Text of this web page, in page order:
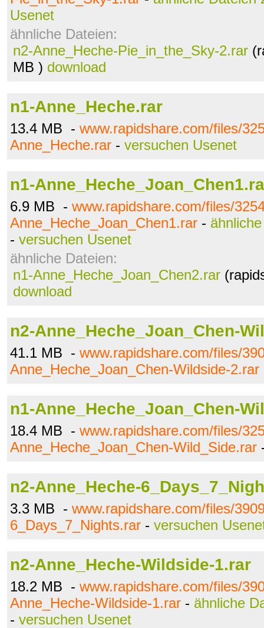
Usenet
ähnliche Dateien:
n2-Anne_Heche-Pie_in_the_Sky-2.rar
MB ) download
n1-Anne_Heche.rar
13.4 MB - www.rapidshare.com/files/
Anne_Heche.rar - versuchen Usenet
n1-
6.9 MB - www.rapidshare.com/files/
Anne_Heche_Joan_Chen1.rar -
- versuchen Usenet
ähnliche Dateien:
n1-Anne_Heche_Joan_Chen2.rar
download
n2-Anne_Heche_Joan_Chen-
41.1 MB - www.rapidshare.com/files/
Anne_Heche_Joan_Chen-Wildside-2.rar
n1-Anne_Heche_Joan_Chen-
18.4 MB - www.rapidshare.com/files/
Anne_Heche_Joan_Chen-Wild_Side.rar
n2-Anne_Heche-
3.3 MB - www.rapidshare.com/files/
6_Days_7_Nights.rar - versuchen
n2-Anne_Heche-Wildside-1.rar
18.2 MB - www.rapidshare.com/files/
Anne_Heche-Wildside-1.rar - ähnliche
- versuchen Usenet